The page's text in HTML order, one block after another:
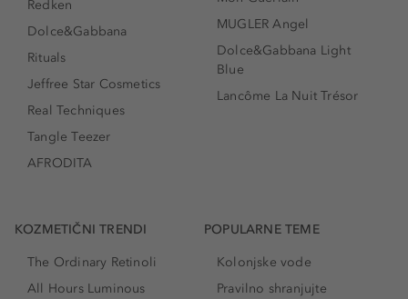
Redken
Dolce&Gabbana
Rituals
Jeffree Star Cosmetics
Real Techniques
Tangle Teezer
AFRODITA
MUGLER Angel
Dolce&Gabbana Light
Blue
Lancôme La Nuit Trésor
KOZMETIČNI TRENDI
The Ordinary Retinoli
All Hours Luminous
POPULARNE TEME
Kolonjske vode
Pravilno shranjujte